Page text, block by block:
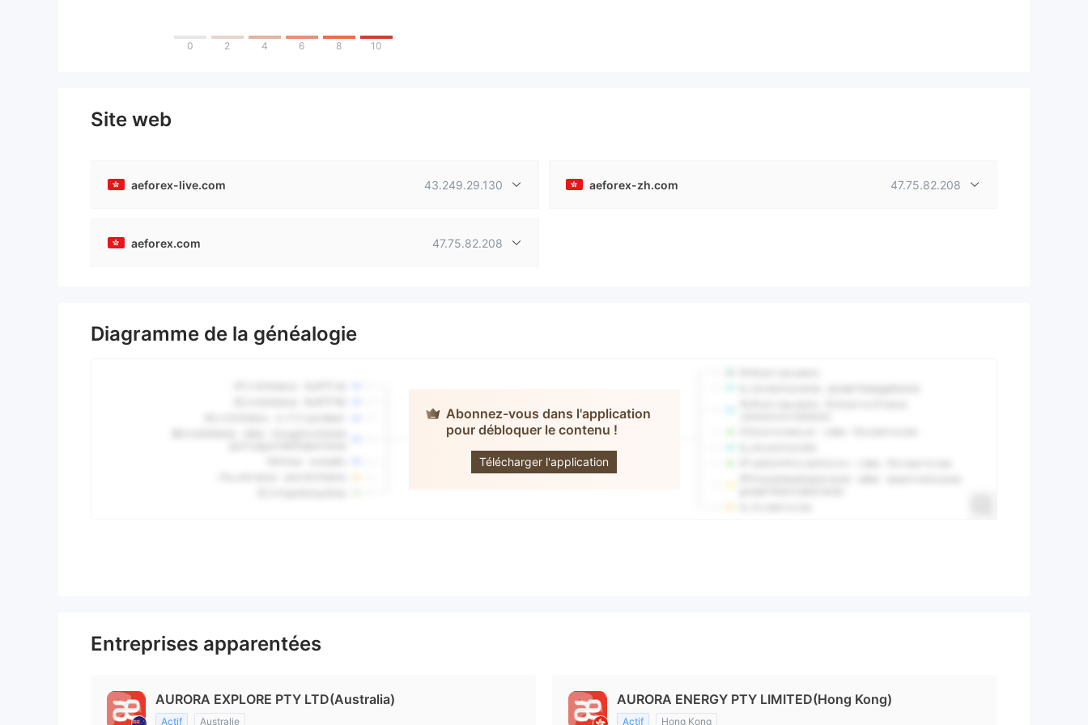
0 2 4 6 8 10
Site web
aeforex-live.com 43.249.29.130 aeforex-zh.com 47.75.82.208
aeforex.com 47.75.82.208
Diagramme de la généalogie
Abonnez-vous dans l'application
pour débloquer le contenu !
Télécharger l'application
AEFOREX
Entreprises apparentées
AURORA EXPLORE PTY LTD(Australia)
Actif Australie
AURORA ENERGY PTY LIMITED(Hong Kong)
Actif Hong Kong